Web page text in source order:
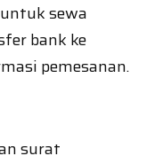
sewa
bank ke
pemesanan.
surat